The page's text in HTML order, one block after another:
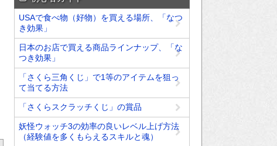
USAで食べ物（好物）を買える場所、「なつ
き効果」
日本のお店で買える商品ラインナップ、「な
つき効果」
「さくら三角くじ」で1等のアイテムを狙っ
て当てる方法
「さくらスクラッチくじ」の賞品
妖怪ウォッチ3の効率の良いレベル上げ方法
（経験値を多くもらえるスキルと魂）